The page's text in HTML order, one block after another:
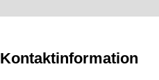
Kontaktinformation